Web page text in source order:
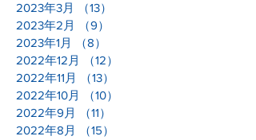
2023年3月
（13）
2023年2月
（9）
2023年1月
（8）
2022年12月
（12）
2022年11月
（13）
2022年10月
（10）
2022年9月
（11）
2022年8月
（15）